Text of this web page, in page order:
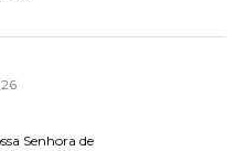
Senhora de